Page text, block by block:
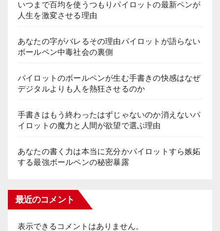
いつまで百均を使うつもりパイロットの最新ペンが
人生を激変させる理由
あなたの字がバレるその理由パイロットが語らない
ボールペン中毒社会の裏側
パイロットのボールペンが生む手書きの快感はなぜ
デジタルよりも人を熱狂させるのか
手書きはもう終わったはずじゃないのか消えないパ
イロットの魔力と人間が欲望で選ぶ理由
あなたの書く力は本当に充分かパイロットすら嫉妬
する最強ボールペンの秘密暴露
最近のコメント
表示できるコメントはありません。